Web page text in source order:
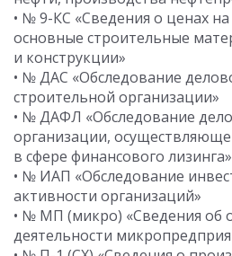
• № 9-КС «Сведения о ценах
основные строительные
и конструкции»
• № ДАС «Обследование
строительной организации»
• № ДАФЛ «Обследование
организации,
в сфере финансового лизинга»
• № ИАП «Обследование
активности организаций»
• № МП (микро) «Сведения об
деятельности